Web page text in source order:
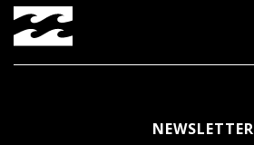
NEWSLETTER